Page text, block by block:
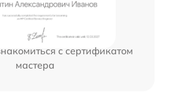
с сертификатом
мастера